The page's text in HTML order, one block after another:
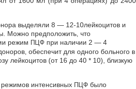
выделяли 8 — 12-10лейкоцитов и
Можно предположить, что
режим
ПЦФ при наличии 2 — 4
обеспечит для одного больного в
лейкоцитов (от 16 до 40 * 10), близкую
интенсивных
ПЦФ было